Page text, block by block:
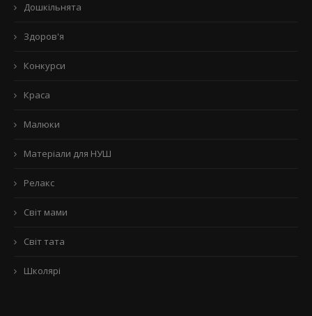
Дошкільнята
Здоров'я
Конкурси
Краса
Малюки
Матеріали для НУШ
Релакс
Світ мами
Світ тата
Школярі